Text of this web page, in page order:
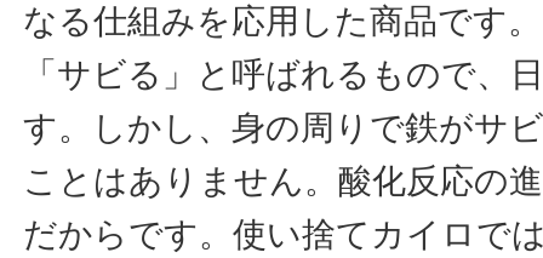
なる仕組みを応用した商品です
「サビる」と呼ばれるもので、
す。しかし、身の周りで鉄がサ
ことはありません。酸化反応の
だからです。使い捨てカイロで